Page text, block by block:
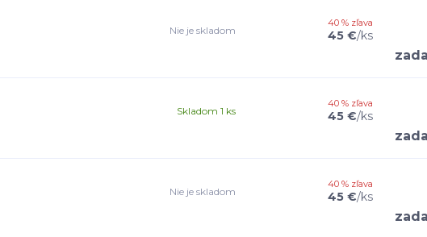
40 % zľava
45 €/ks
Nie je skladom
40 % zľava
45 €/ks
Skladom 1 ks
40 % zľava
45 €/ks
Nie je skladom